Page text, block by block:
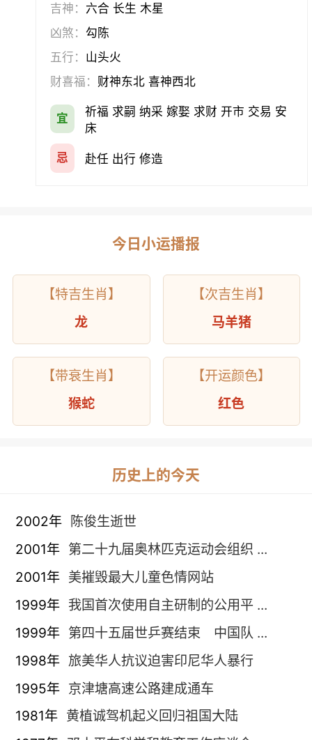
吉神： 六合 长生 木星
凶煞： 勾陈
五行： 山头火
财喜福： 财神东北 喜神西北
宜
祈福 求嗣 纳采 嫁娶 求财 开市 交易 安
床
忌 赴任 出行 修造
今日小运播报
【特吉生肖】
龙
【次吉生肖】
马羊猪
【带衰生肖】
猴蛇
【开运颜色】
红色
历史上的今天
2002年 陈俊生逝世
2001年 第二十九届奥林匹克运动会组织 ...
2001年 美摧毁最大儿童色情网站
1999年 我国首次使用自主研制的公用平 ...
1999年 第四十五届世乒赛结束 中国队 ...
1998年 旅美华人抗议迫害印尼华人暴行
1995年 京津塘高速公路建成通车
1981年 黄植诚驾机起义回归祖国大陆